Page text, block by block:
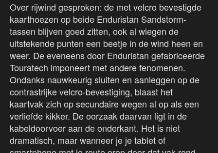
Over rijwind gesproken: de met velcro bevestigde
kaarthoezen op beide Enduristan Sandstorm-
tassen blijven goed zitten, ook al wiegen de
uitstekende punten een beetje in de wind heen en
weer. De eveneens door Enduristan gefabriceerde
Touratech imponeert met andere fenomenen.
Ondanks nauwkeurig sluiten en aanleggen op de
contrastrijke velcro-bevestiging, blaast het
kaartvak zich op secundaire wegen al op als een
verliefde kikker. De oorzaak daarvan ligt in de
kabeldoorvoer aan de onderkant. Het is niet
dramatisch, maar wanneer je je tablet of